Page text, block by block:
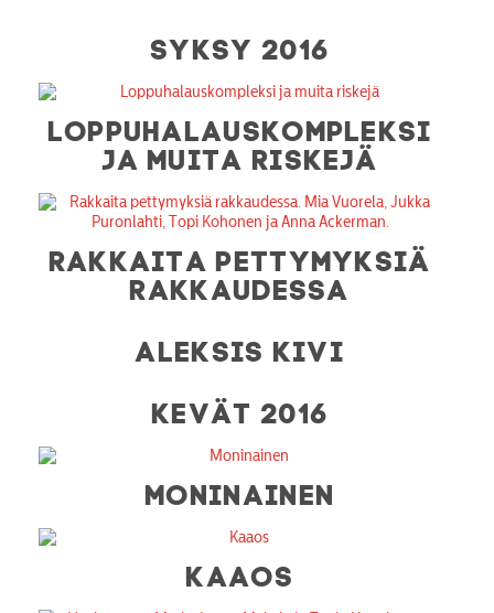
SYKSY 2016
LOPPUHALAUSKOMPLEKSI
JA MUITA RISKEJÄ
RAKKAITA PETTYMYKSIÄ
RAKKAUDESSA
ALEKSIS KIVI
KEVÄT 2016
MONINAINEN
KAAOS